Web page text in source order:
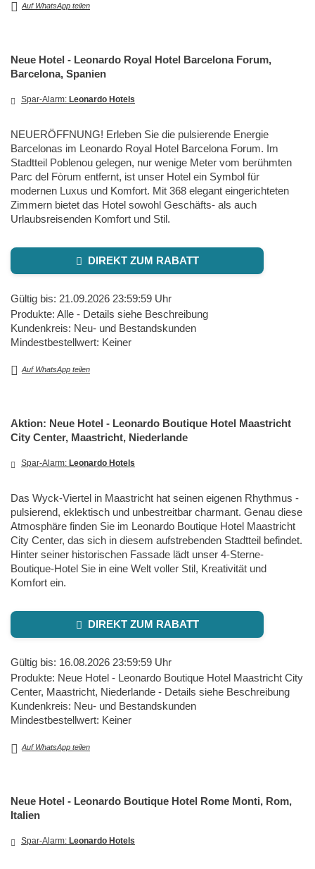
Auf WhatsApp teilen
Neue Hotel - Leonardo Royal Hotel Barcelona Forum,
Barcelona, Spanien
Spar-Alarm: Leonardo Hotels
NEUERÖFFNUNG! Erleben Sie die pulsierende Energie
Barcelonas im Leonardo Royal Hotel Barcelona Forum. Im
Stadtteil Poblenou gelegen, nur wenige Meter vom berühmten
Parc del Fòrum entfernt, ist unser Hotel ein Symbol für
modernen Luxus und Komfort. Mit 368 elegant eingerichteten
Zimmern bietet das Hotel sowohl Geschäfts- als auch
Urlaubsreisenden Komfort und Stil.
DIREKT ZUM RABATT
Gültig bis: 21.09.2026 23:59:59 Uhr
Produkte: Alle - Details siehe Beschreibung
Kundenkreis: Neu- und Bestandskunden
Mindestbestellwert: Keiner
Auf WhatsApp teilen
Aktion: Neue Hotel - Leonardo Boutique Hotel Maastricht
City Center, Maastricht, Niederlande
Spar-Alarm: Leonardo Hotels
Das Wyck-Viertel in Maastricht hat seinen eigenen Rhythmus -
pulsierend, eklektisch und unbestreitbar charmant. Genau diese
Atmosphäre finden Sie im Leonardo Boutique Hotel Maastricht
City Center, das sich in diesem aufstrebenden Stadtteil befindet.
Hinter seiner historischen Fassade lädt unser 4-Sterne-
Boutique-Hotel Sie in eine Welt voller Stil, Kreativität und
Komfort ein.
DIREKT ZUM RABATT
Gültig bis: 16.08.2026 23:59:59 Uhr
Produkte: Neue Hotel - Leonardo Boutique Hotel Maastricht City
Center, Maastricht, Niederlande - Details siehe Beschreibung
Kundenkreis: Neu- und Bestandskunden
Mindestbestellwert: Keiner
Auf WhatsApp teilen
Neue Hotel - Leonardo Boutique Hotel Rome Monti, Rom,
Italien
Spar-Alarm: Leonardo Hotels